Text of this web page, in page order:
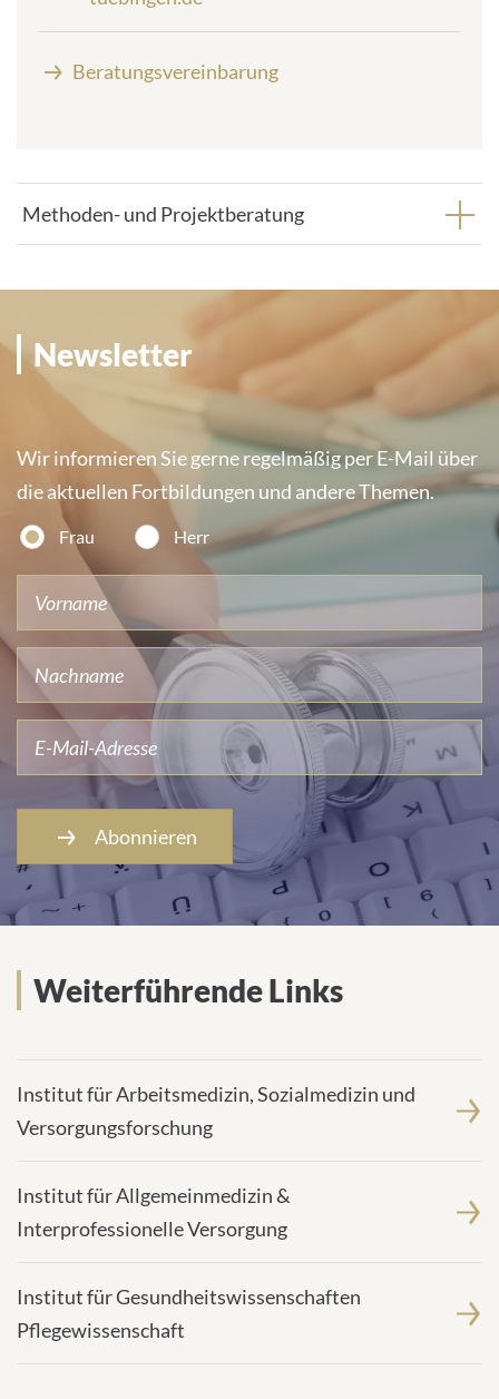
i
e
s
:
Beratungsvereinbarung
Methoden- und Projektberatung
Newsletter
Wir informieren Sie gerne regelmäßig per E-Mail über
die aktuellen Fortbildungen und andere Themen.
Frau Herr
Abonnieren
Weiterführende Links
Institut für Arbeitsmedizin, Sozialmedizin und
Versorgungsforschung
Institut für Allgemeinmedizin &
Interprofessionelle Versorgung
Institut für Gesundheitswissenschaften
Pflegewissenschaft